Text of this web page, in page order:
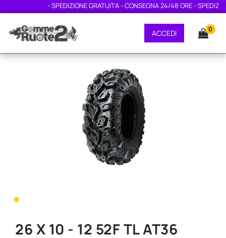
- SPEDIZIONE GRATUITA - CONSEGNA 24/48 ORE -
ACCEDI 0
•
26 X 10 - 12 52F TL AT36